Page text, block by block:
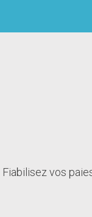
Fiabilisez vos